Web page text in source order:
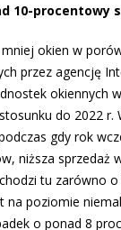
10-procentowy
okien w
przez agencję
okiennych
do 2022 r.
gdy rok
niższa sprzedaż
tu zarówno o
na poziomie
o ponad 8